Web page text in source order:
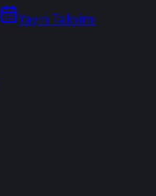
Yayın Takvimi